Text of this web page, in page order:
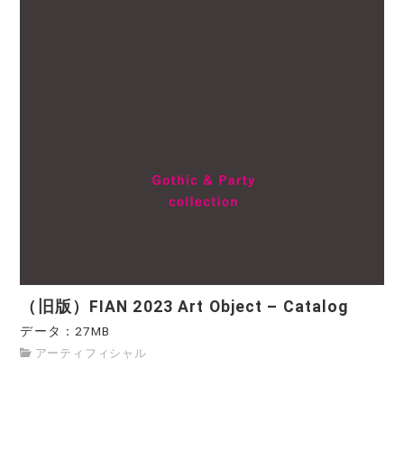
（旧版）FIAN 2023 Art Object – Catalog
データ：27MB
アーティフィシャル